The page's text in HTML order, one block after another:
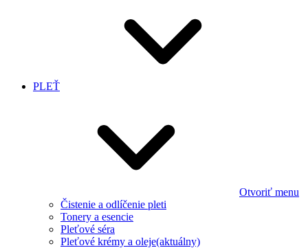
PLEŤ
Otvoriť menu
Čistenie a odlíčenie pleti
Tonery a esencie
Pleťové séra
Pleťové krémy a oleje(aktuálny)